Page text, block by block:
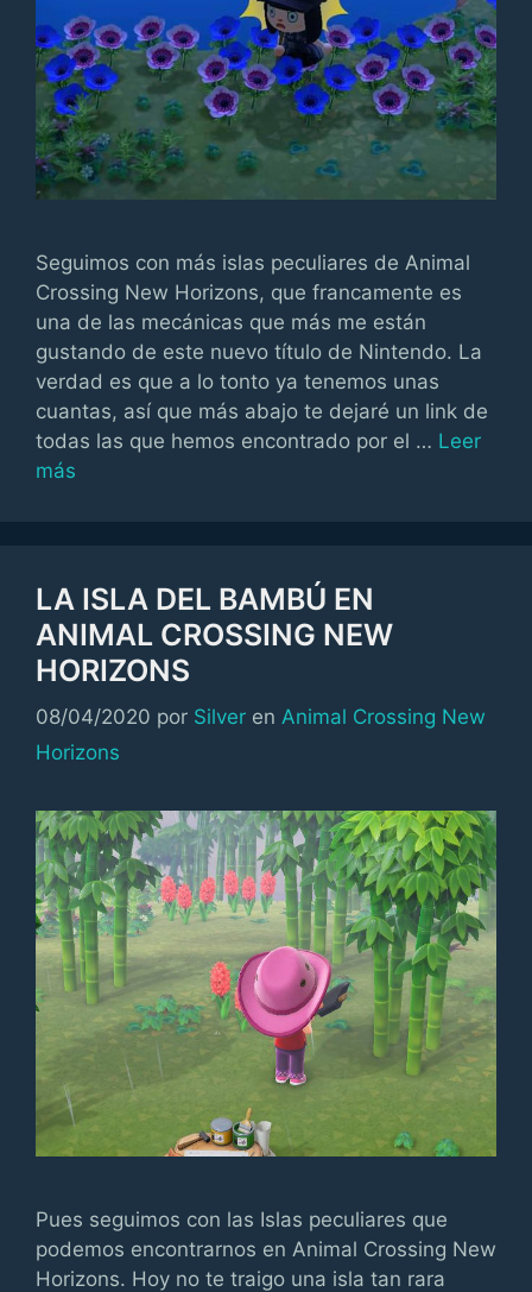
Seguimos con más islas peculiares de Animal
Crossing New Horizons, que francamente es
una de las mecánicas que más me están
gustando de este nuevo título de Nintendo. La
verdad es que a lo tonto ya tenemos unas
cuantas, así que más abajo te dejaré un link de
todas las que hemos encontrado por el … Leer
más
LA ISLA DEL BAMBÚ EN
ANIMAL CROSSING NEW
HORIZONS
08/04/2020 por Silver en Categorías
Animal Crossing New
Horizons
Pues seguimos con las Islas peculiares que
podemos encontrarnos en Animal Crossing New
Horizons. Hoy no te traigo una isla tan rara